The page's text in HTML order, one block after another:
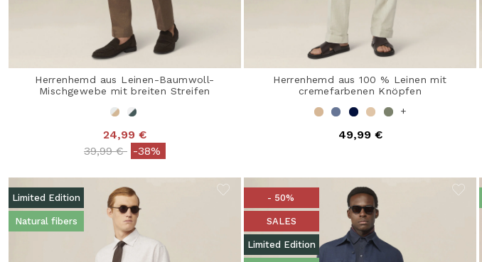
Herrenhemd aus Leinen-Baumwoll-
Mischgewebe mit breiten Streifen
24,99 €
Price reduced from
39,99 €to-38%
Herrenhemd aus 100 % Leinen mit
cremefarbenen Knöpfen
+
49,99 €
Limited Edition
Natural fibers
- 50%
SALES
Limited Edition